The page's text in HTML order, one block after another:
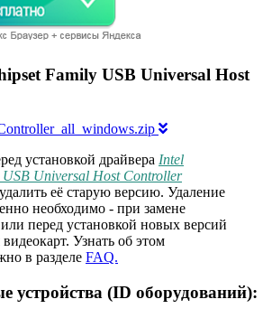
Family USB Universal Host
установкой драйвера Intel
Universal Host Controller
её старую версию. Удаление
необходимо - при замене
перед установкой новых версий
Узнать об этом
в разделе FAQ.
устройства (ID оборудований):